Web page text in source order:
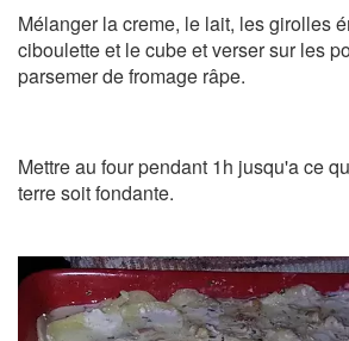
Mélanger la creme, le lait, les girolles
ciboulette et le cube et verser sur les
parsemer de fromage râpe.
Mettre au four pendant 1h jusqu'a ce
terre soit fondante.